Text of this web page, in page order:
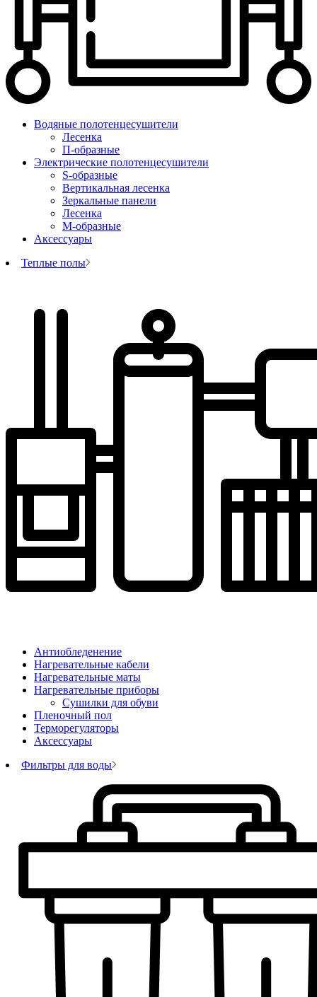
Водяные полотенцесушители
Лесенка
П-образные
Электрические полотенцесушители
S-образные
Вертикальная лесенка
Зеркальные панели
Лесенка
М-образные
Аксессуары
Теплые полы
Антиобледенение
Нагревательные кабели
Нагревательные маты
Нагревательные приборы
Сушилки для обуви
Пленочный пол
Терморегуляторы
Аксессуары
Фильтры для воды